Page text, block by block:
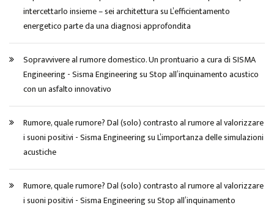
intercettarlo insieme – sei architetturasuL’efficientamento
energetico parte da una diagnosi approfondita
Sopravvivere al rumore domestico. Un prontuario a cura di SISMA
Engineering - Sisma EngineeringsuStop all’inquinamento acustico
con un asfalto innovativo
Rumore, quale rumore? Dal (solo) contrasto al rumore al valorizzare
i suoni positivi - Sisma EngineeringsuL’importanza delle simulazioni
acustiche
Rumore, quale rumore? Dal (solo) contrasto al rumore al valorizzare
i suoni positivi - Sisma EngineeringsuStop all’inquinamento